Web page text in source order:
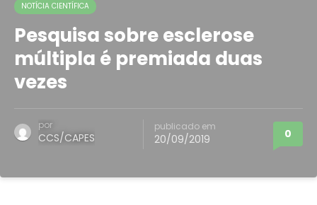
NOTÍCIA CIENTÍFICA
Pesquisa sobre esclerose
múltipla é premiada duas
vezes
por
CCS/CAPES
publicado em
20/09/2019 0